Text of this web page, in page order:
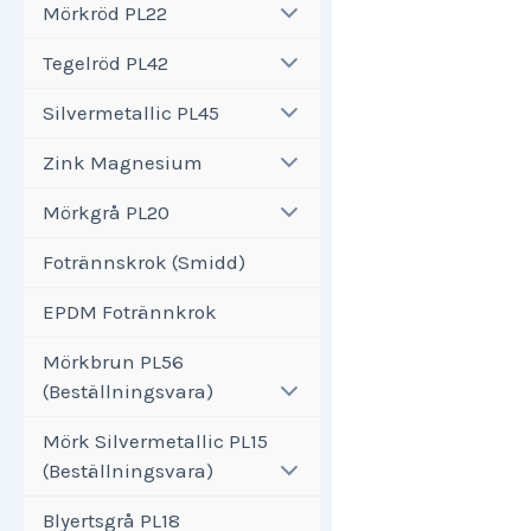
Mörkröd PL22
Tegelröd PL42
Silvermetallic PL45
Zink Magnesium
Mörkgrå PL20
Fotrännskrok (Smidd)
EPDM Fotrännkrok
Mörkbrun PL56
(Beställningsvara)
Mörk Silvermetallic PL15
(Beställningsvara)
Blyertsgrå PL18